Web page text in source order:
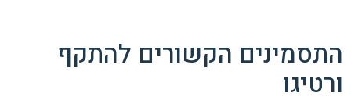
התסמינים הקשורים להתקף
ורטיגו